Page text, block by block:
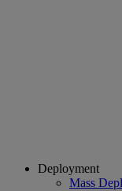
Deployment
Mass